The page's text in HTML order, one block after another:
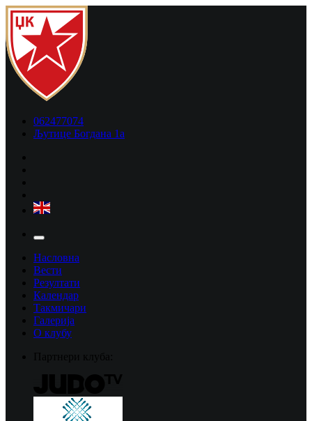
062477074
Љутице Богдана 1а
Насловна
Вести
Резултати
Календар
Такмичари
Галерија
О клубу